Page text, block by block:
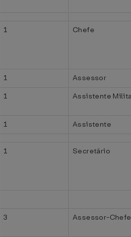
1 Chefe
1
Assessor
1
Assistente
1 Assistente
1 Secretário
3
Assessor-